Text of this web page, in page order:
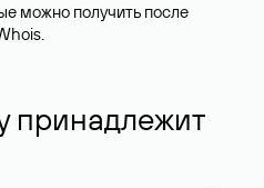
можно получить после
принадлежит